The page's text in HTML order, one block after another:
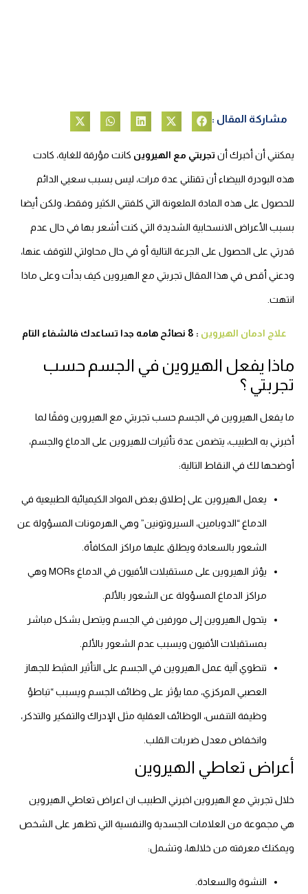
مشاركة المقال :
يمكنني أن أخبرك أن تجربتي مع الهيروين كانت مؤرقة للغاية، كادت
هذه البودرة البيضاء أن تقتلني عدة مرات، ليس بسبب سعيي الدائم
للحصول على هذه المادة الملعونة التي كلفتني الكثير وفقط، ولكن أيضا
بسبب الأعراض الانسحابية الشديدة التي كنت أشعر بها في حال عدم
قدرتي على الحصول على الجرعة التالية أو في حال محاولتي للتوقف عنها،
ودعني أقص في هذا المقال تجربتي مع الهيروين كيف بدأت وعلى ماذا
انتهت.
علاج ادمان الهيروين : 8 نصائح هامه جدا تساعدك فالشفاء التام
ماذا يفعل الهيروين في الجسم حسب
تجربتي ؟
ما يفعل الهيروين في الجسم حسب تجربتي مع الهيروين وفقًا لما
أخبرني به الطبيب، يتضمن عدة تأثيرات للهيروين على الدماغ والجسم،
أوضحها لك في النقاط التالية:
يعمل الهيروين على إطلاق بعض المواد الكيميائية الطبيعية في
الدماغ “الدوبامين، السيروتونين” وهي الهرمونات المسؤولة عن
الشعور بالسعادة ويطلق عليها مراكز المكافأة.
يؤثر الهيروين على مستقبلات الأفيون في الدماغ MORs وهي
مراكز الدماغ المسؤولة عن الشعور بالألم.
يتحول الهيروين إلى مورفين في الجسم ويتصل بشكل مباشر
بمستقبلات الأفيون ويسبب عدم الشعور بالألم.
تنطوي آلية عمل الهيروين في الجسم على التأثير المثبط للجهاز
العصبي المركزي، مما يؤثر على وظائف الجسم ويسبب “تباطؤ
وظيفة التنفس، الوظائف العقلية مثل الإدراك والتفكير والتذكر،
وانخفاض معدل ضربات القلب.
أعراض تعاطي الهيروين
خلال تجربتي مع الهيروين اخبرني الطبيب ان اعراض تعاطي الهيروين
هي مجموعة من العلامات الجسدية والنفسية التي تظهر على الشخص
ويمكنك معرفته من خلالها، وتشمل:
النشوة والسعادة.